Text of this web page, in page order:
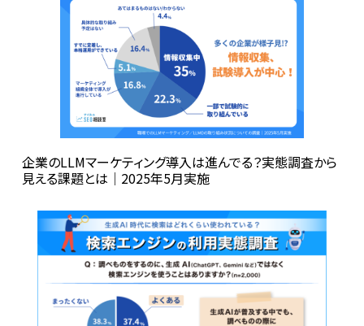
企業のLLMマーケティング導入は進んでる？実態調査から
見える課題とは│2025年5月実施